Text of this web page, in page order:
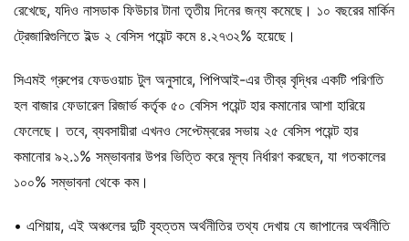
রেখেছে, যদিও নাসডাক ফিউচার টানা তৃতীয় দিনের জন্য কমেছে। ১০ বছরের মার্কিন
ট্রেজারিগুলিতে ইল্ড ২ বেসিস পয়েন্ট কমে ৪.২৭৩২% হয়েছে।
সিএমই গ্রুপের ফেডওয়াচ টুল অনুসারে, পিপিআই-এর তীব্র বৃদ্ধির একটি পরিণতি
হল বাজার ফেডারেল রিজার্ভ কর্তৃক ৫০ বেসিস পয়েন্ট হার কমানোর আশা হারিয়ে
ফেলেছে। তবে, ব্যবসায়ীরা এখনও সেপ্টেম্বরের সভায় ২৫ বেসিস পয়েন্ট হার
কমানোর ৯২.১% সম্ভাবনার উপর ভিত্তি করে মূল্য নির্ধারণ করছেন, যা গতকালের
১০০% সম্ভাবনা থেকে কম।
• এশিয়ায়, এই অঞ্চলের দুটি বৃহত্তম অর্থনীতির তথ্য দেখায় যে জাপানের অর্থনীতি